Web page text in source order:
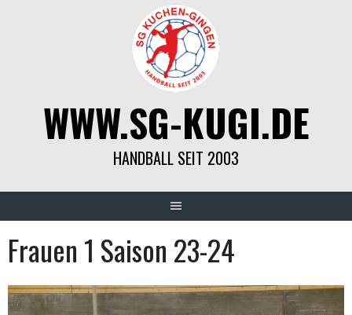
WWW.SG-KUGI.DE
HANDBALL SEIT 2003
Frauen 1 Saison 23-24